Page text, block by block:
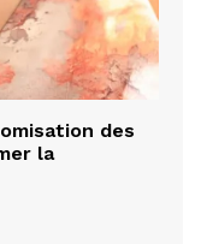
des
la